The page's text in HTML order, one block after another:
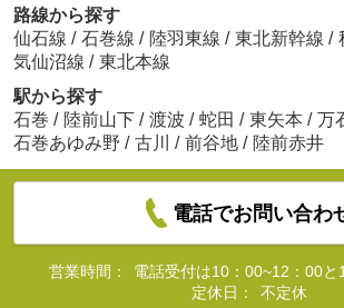
路線から探す
仙石線 / 石巻線 / 陸羽東線 / 東北新幹線 /
気仙沼線 / 東北本線
駅から探す
石巻 / 陸前山下 / 渡波 / 蛇田 / 東矢本 / 万
石巻あゆみ野 / 古川 / 前谷地 / 陸前赤井
電話でお問い合わ
営業時間：
電話受付は10：00~12：00
定休日：
不定休